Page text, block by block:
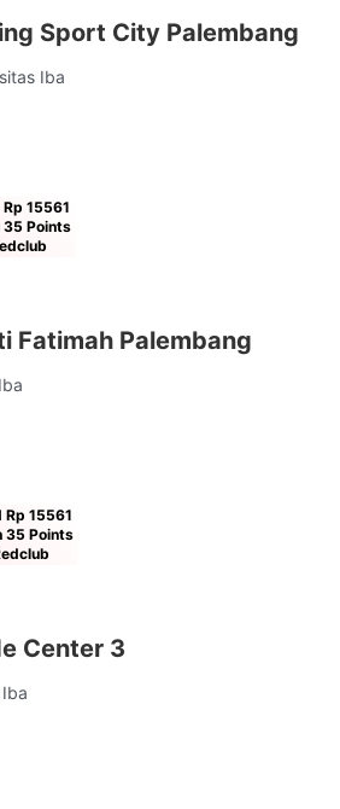
Sport City Palembang
Iba
15561
35 Points
Fatimah Palembang
Rp 15561
35 Points
Center 3